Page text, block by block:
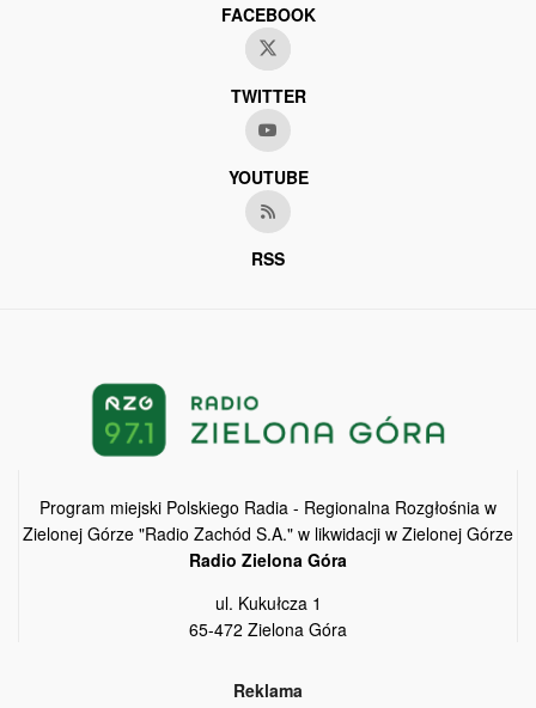
FACEBOOK
TWITTER
YOUTUBE
RSS
Program miejski Polskiego Radia - Regionalna Rozgłośnia w
Zielonej Górze "Radio Zachód S.A." w likwidacji w Zielonej Górze
Radio Zielona Góra
ul. Kukułcza 1
65-472 Zielona Góra
Reklama